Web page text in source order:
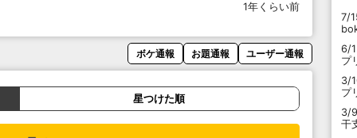
1年くらい前
ボケ通報 お題通報 ユーザー通報
星つけた順
7/
6/
プ
3/
プ
3/9
干